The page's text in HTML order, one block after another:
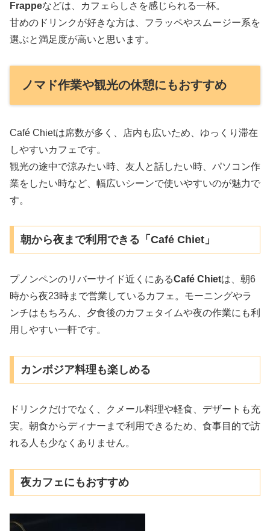
Frappeなどは、カフェらしさを感じられる一杯。
甘めのドリンクが好きな方は、フラッペやスムージー系を
選ぶと満足度が高いと思います。
ノマド作業や観光の休憩にもおすすめ
Café Chietは席数が多く、店内も広いため、ゆっくり滞在
しやすいカフェです。
観光の途中で涼みたい時、友人と話したい時、パソコン作
業をしたい時など、幅広いシーンで使いやすいのが魅力で
す。
朝から夜まで利用できる「Café Chiet」
プノンペンのリバーサイド近くにあるCafé Chietは、朝6
時から夜23時まで営業しているカフェ。モーニングやラ
ンチはもちろん、夕食後のカフェタイムや夜の作業にも利
用しやすい一軒です。
カンボジア料理も楽しめる
ドリンクだけでなく、クメール料理や軽食、デザートも充
実。朝食からディナーまで利用できるため、食事目的で訪
れる人も少なくありません。
夜カフェにもおすすめ